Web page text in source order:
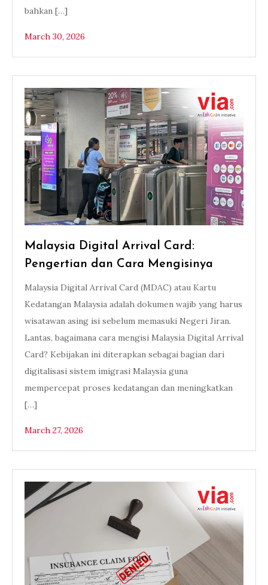
bahkan […]
March 30, 2026
Malaysia Digital Arrival Card:
Pengertian dan Cara Mengisinya
Malaysia Digital Arrival Card (MDAC) atau Kartu
Kedatangan Malaysia adalah dokumen wajib yang harus
wisatawan asing isi sebelum memasuki Negeri Jiran.
Lantas, bagaimana cara mengisi Malaysia Digital Arrival
Card? Kebijakan ini diterapkan sebagai bagian dari
digitalisasi sistem imigrasi Malaysia guna
mempercepat proses kedatangan dan meningkatkan
[…]
March 27, 2026